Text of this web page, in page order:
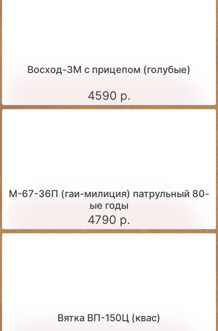
Восход-3М с прицепом (голубые)
4590 р.
М-67-36П (гаи-милиция) патрульный 80-
ые годы
4790 р.
Вятка ВП-150Ц (квас)